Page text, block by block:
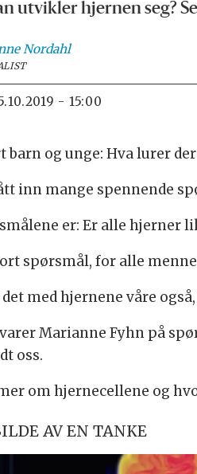
utvikler hjernen seg?
Nordahl
- 15:00
barn og unge: Hva lurer
inn mange spennende
er: Er alle hjerner
spørsmål, for alle
det med hjernene våre
Marianne Fyhn på
oss.
om hjernecellene og
AV EN TANKE